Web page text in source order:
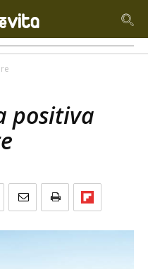
positiva